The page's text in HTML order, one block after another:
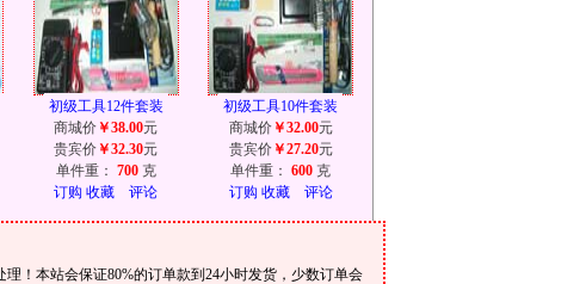
初级工具12件套装
商城价 ￥38.00元
贵宾价 ￥32.30元
单件重： 700 克
订购 收藏 评论
初级工具10件套装
商城价￥32.00元
贵宾价￥27.20元
单件重： 600 克
订购 收藏 评论
！本站会保证80%的订单款到24小时发货，少数订单会